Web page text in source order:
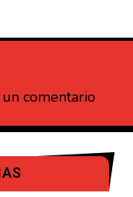
comentario